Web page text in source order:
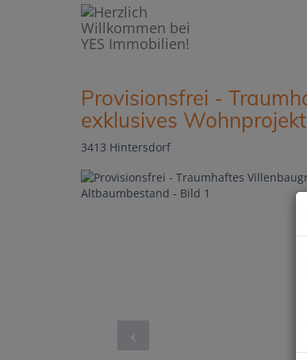
Provisionsfrei -
exklusives
3413 Hintersdorf